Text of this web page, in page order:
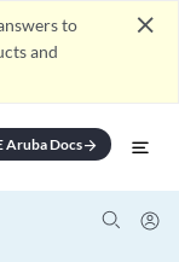
to
and
close
Aruba Docsarrow_forward